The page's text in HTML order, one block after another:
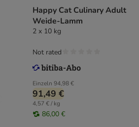
Happy Cat Culinary Adult
Weide-Lamm
2 x 10 kg
Einzeln 94,98 €
91,49 €
4,57 € / kg
86,00 €
Not rated